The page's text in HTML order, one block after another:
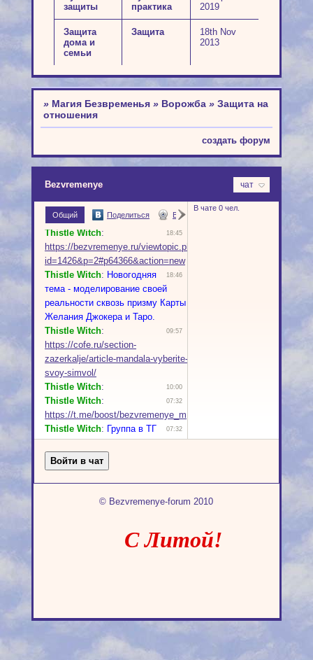
защиты
практика
2019
Защита
дома и
семьи
Защита
18th Nov
2013
» Магия Безвременья » Ворожба » Защита на
отношения
создать форум
© Bezvremenye-forum 2010
С Литой!